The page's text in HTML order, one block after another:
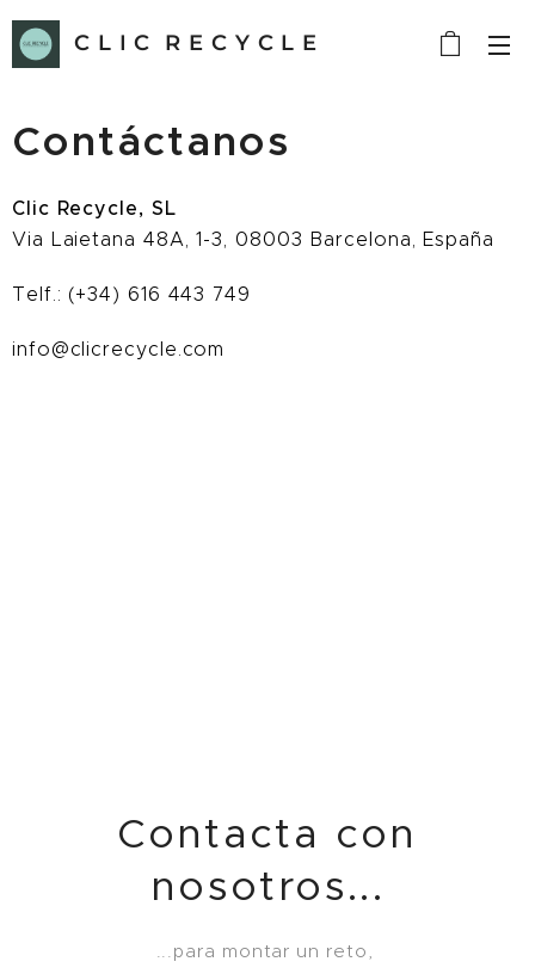
C L I C R E C Y C L E
Contáctanos
Clic Recycle, SL
Via Laietana 48A, 1-3, 08003 Barcelona, España
Telf.: (+34) 616 443 749
info@clicrecycle.com
Contacta con
nosotros...
...para montar un reto,